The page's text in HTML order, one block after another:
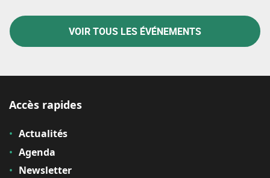
VOIR TOUS LES ÉVÉNEMENTS
Accès rapides
Actualités
Agenda
Newsletter